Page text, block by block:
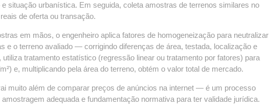
situação urbanística. Em seguida, coleta amostras de terrenos similares no
de oferta ou transação.
em mãos, o engenheiro aplica fatores de homogeneização para neutralizar
e o terreno avaliado — corrigindo diferenças de área, testada, localização e
tratamento estatístico (regressão linear ou tratamento por fatores) para
e, multiplicando pela área do terreno, obtém o valor total de mercado.
muito além de comparar preços de anúncios na internet — é um processo
adequada e fundamentação normativa para ter validade jurídica.